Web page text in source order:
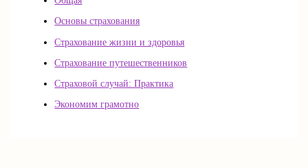
Основы страхования
Страхование жизни и здоровья
Страхование путешественников
Страховой случай: Практика
Экономим грамотно